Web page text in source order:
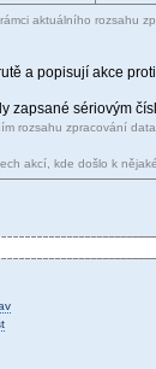
aktuálního rozsahu
a popisují akce
zapsané sériovým
rozsahu zpracování
akcí, kde došlo k